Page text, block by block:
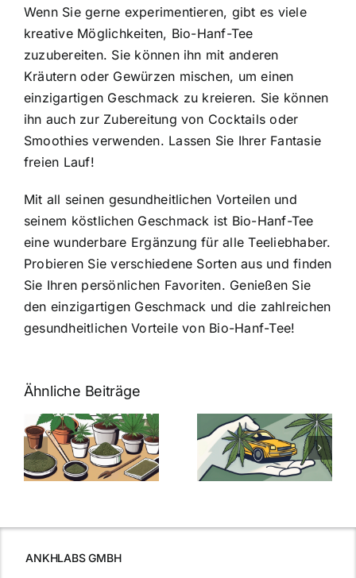
Wenn Sie gerne experimentieren, gibt es viele
kreative Möglichkeiten, Bio-Hanf-Tee
zuzubereiten. Sie können ihn mit anderen
Kräutern oder Gewürzen mischen, um einen
einzigartigen Geschmack zu kreieren. Sie können
ihn auch zur Zubereitung von Cocktails oder
Smoothies verwenden. Lassen Sie Ihrer Fantasie
freien Lauf!
Mit all seinen gesundheitlichen Vorteilen und
seinem köstlichen Geschmack ist Bio-Hanf-Tee
eine wunderbare Ergänzung für alle Teeliebhaber.
Probieren Sie verschiedene Sorten aus und finden
Sie Ihren persönlichen Favoriten. Genießen Sie
den einzigartigen Geschmack und die zahlreichen
gesundheitlichen Vorteile von Bio-Hanf-Tee!
Ähnliche Beiträge
Neue THC-
Grenzwert-
Regelung:
Was Sie über
Cannabis und
müssen
Cannabis
Samen
kaufen: Alles
was Sie
ANKHLABS GMBH